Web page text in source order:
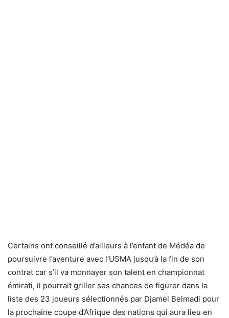
Certains ont conseillé d’ailleurs à l’enfant de Médéa de
poursuivre l’aventure avec l’USMA jusqu’à la fin de son
contrat car s’il va monnayer son talent en championnat
émirati, il pourrait griller ses chances de figurer dans la
liste des 23 joueurs sélectionnés par Djamel Belmadi pour
la prochaine coupe d’Afrique des nations qui aura lieu en